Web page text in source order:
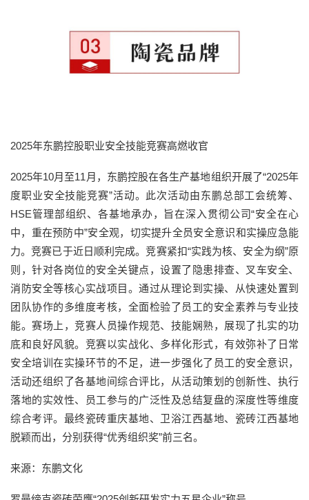
2025年东鹏控股职业安全技能竞赛高燃收官
2025年10月至11月，东鹏控股在各生产基地组织开展了“2025年
度职业安全技能竞赛”活动。此次活动由东鹏总部工会统筹、
HSE管理部组织、各基地承办，旨在深入贯彻公司“安全在心
中，重在预防中”安全观，切实提升全员安全意识和实操应急能
力。竞赛已于近日顺利完成。竞赛紧扣“实践为核、安全为纲”原
则，针对各岗位的安全关键点，设置了隐患排查、叉车安全、
消防安全等核心实战项目。通过从理论到实操、从快速处置到
团队协作的多维度考核，全面检验了员工的安全素养与专业技
能。赛场上，竞赛人员操作规范、技能娴熟，展现了扎实的功
底和良好风貌。竞赛以实战化、多样化形式，有效弥补了日常
安全培训在实操环节的不足，进一步强化了员工的安全意识，
活动还组织了各基地间综合评比，从活动策划的创新性、执行
落地的实效性、员工参与的广泛性及总结复盘的深度性等维度
综合考评。最终瓷砖重庆基地、卫浴江西基地、瓷砖江西基地
脱颖而出，分别获得“优秀组织奖”前三名。
来源：东鹏文化